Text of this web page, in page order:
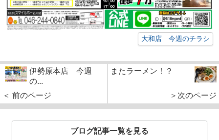
大和店 今週のチラシ
伊勢原本店 今週
の...
＜ 前のページ
またラーメン！？
＞次のページ
ブログ記事一覧を見る